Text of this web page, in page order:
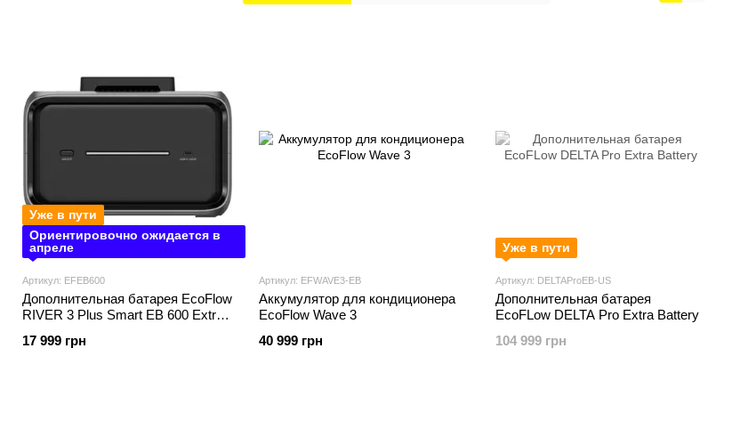
Уже в пути
Ориентировочно ожидается в
апреле
Артикул: EFEB600
Дополнительная батарея EcoFlow
RIVER 3 Plus Smart EB 600 Extra
17 999 грн
Артикул: EFWAVE3-EB
Аккумулятор для кондиционера
EcoFlow Wave 3
40 999 грн
Уже в пути
Артикул: DELTAProEB-US
Дополнительная батарея
EcoFLow DELTA Pro Extra Battery
104 999 грн